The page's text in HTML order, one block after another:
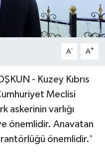
A- A+
- Kuzey Kıbrıs
Meclisi
askerinin varlığı
önemlidir. Anavatan
önemlidir.'